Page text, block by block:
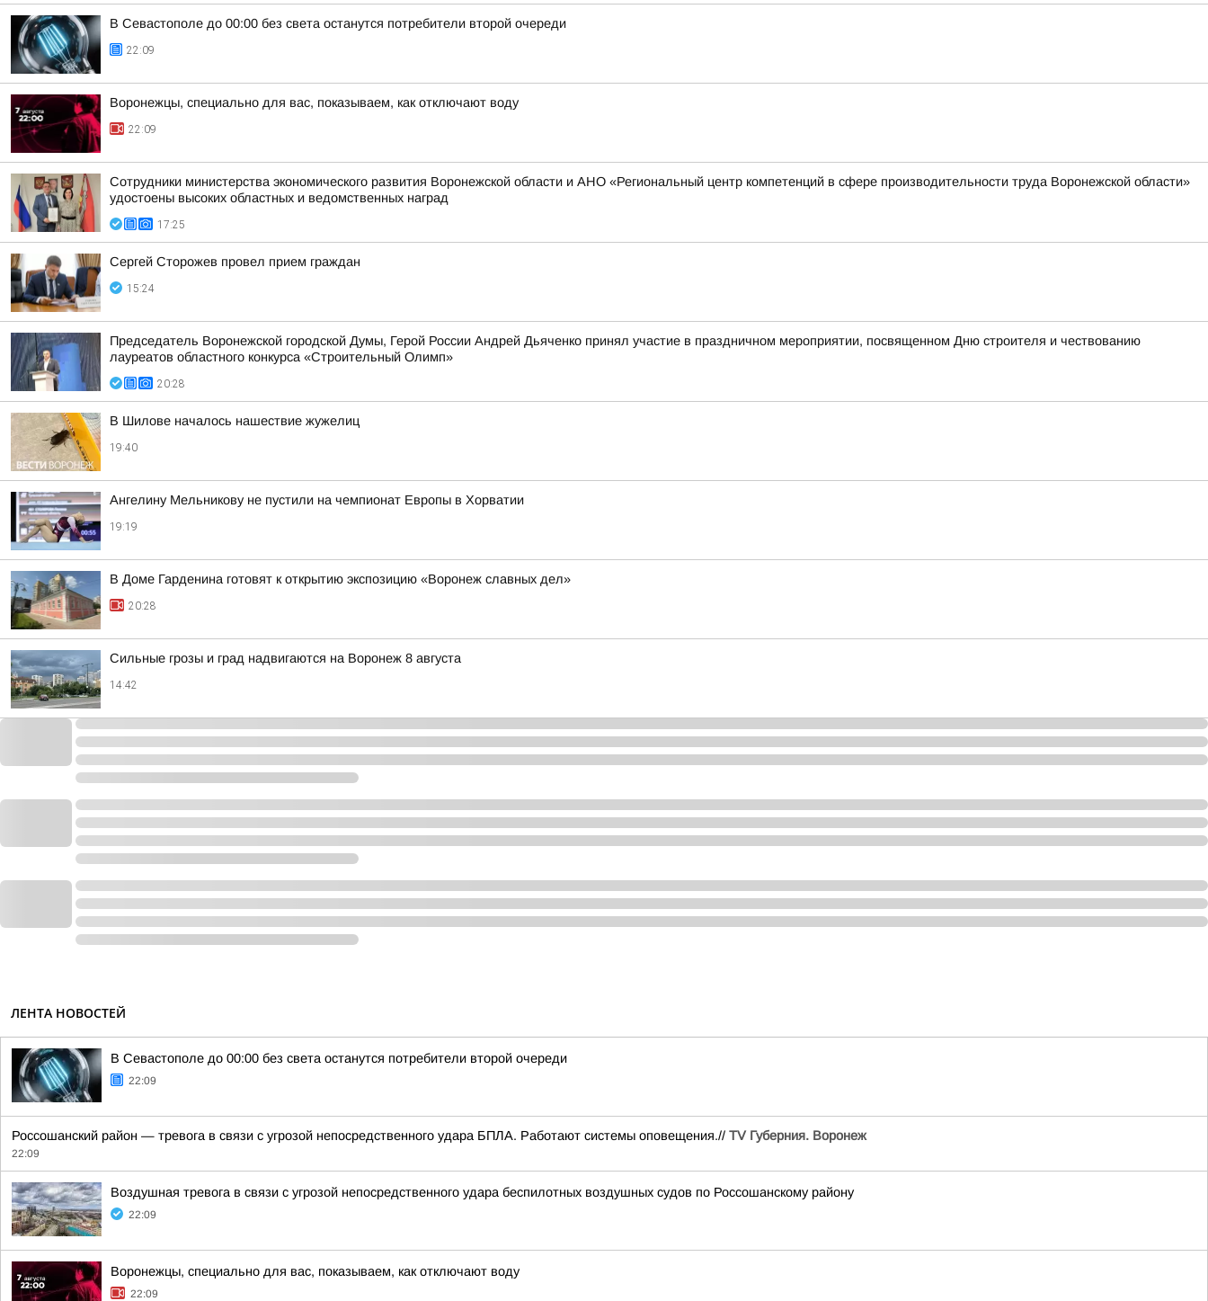
В Севастополе до 00:00 без света останутся потребители второй очереди
22:09
Воронежцы, специально для вас, показываем, как отключают воду
22:09
Сотрудники министерства экономического развития Воронежской области и АНО «Региональный центр компетенций в сфере производительности труда Воронежской области»
удостоены высоких областных и ведомственных наград
17:25
Сергей Сторожев провел прием граждан
15:24
Председатель Воронежской городской Думы, Герой России Андрей Дьяченко принял участие в праздничном мероприятии, посвященном Дню строителя и чествованию
лауреатов областного конкурса «Строительный Олимп»
20:28
В Шилове началось нашествие жужелиц
19:40
Ангелину Мельникову не пустили на чемпионат Европы в Хорватии
19:19
В Доме Гарденина готовят к открытию экспозицию «Воронеж славных дел»
20:28
Сильные грозы и град надвигаются на Воронеж 8 августа
14:42
ЛЕНТА НОВОСТЕЙ
В Севастополе до 00:00 без света останутся потребители второй очереди
22:09
Россошанский район — тревога в связи с угрозой непосредственного удара БПЛА. Работают системы оповещения.// TV Губерния. Воронеж
22:09
Воздушная тревога в связи с угрозой непосредственного удара беспилотных воздушных судов по Россошанскому району
22:09
Воронежцы, специально для вас, показываем, как отключают воду
22:09